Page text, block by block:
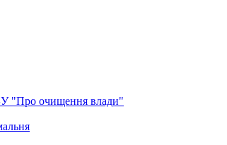
"Про очищення влади"